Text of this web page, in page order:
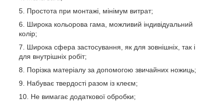
Простота при монтажі, мінімум витрат;
Широка кольорова гама, можливий індивідуальний
колір;
Широка сфера застосування, як для зовнішніх, так і
для внутрішніх робіт;
Порізка матеріалу за допомогою звичайних ножиць;
Набуває твердості разом із клеєм;
Не вимагає додаткової обробки;